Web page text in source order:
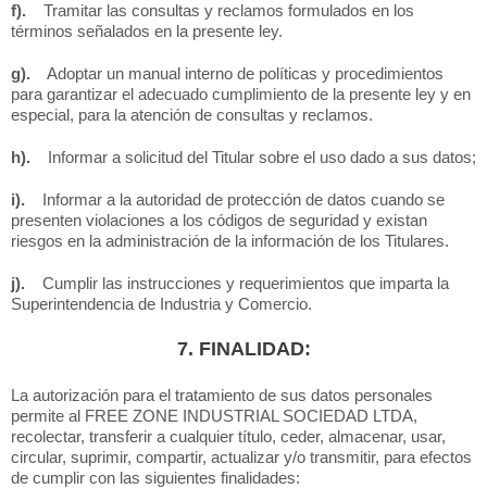
f). Tramitar las consultas y reclamos formulados en los
términos señalados en la presente ley.
g). Adoptar un manual interno de políticas y procedimientos
para garantizar el adecuado cumplimiento de la presente ley y en
especial, para la atención de consultas y reclamos.
h). Informar a solicitud del Titular sobre el uso dado a sus datos;
i). Informar a la autoridad de protección de datos cuando se
presenten violaciones a los códigos de seguridad y existan
riesgos en la administración de la información de los Titulares.
j). Cumplir las instrucciones y requerimientos que imparta la
Superintendencia de Industria y Comercio.
7. FINALIDAD:
La autorización para el tratamiento de sus datos personales
permite al FREE ZONE INDUSTRIAL SOCIEDAD LTDA,
recolectar, transferir a cualquier título, ceder, almacenar, usar,
circular, suprimir, compartir, actualizar y/o transmitir, para efectos
de cumplir con las siguientes finalidades: